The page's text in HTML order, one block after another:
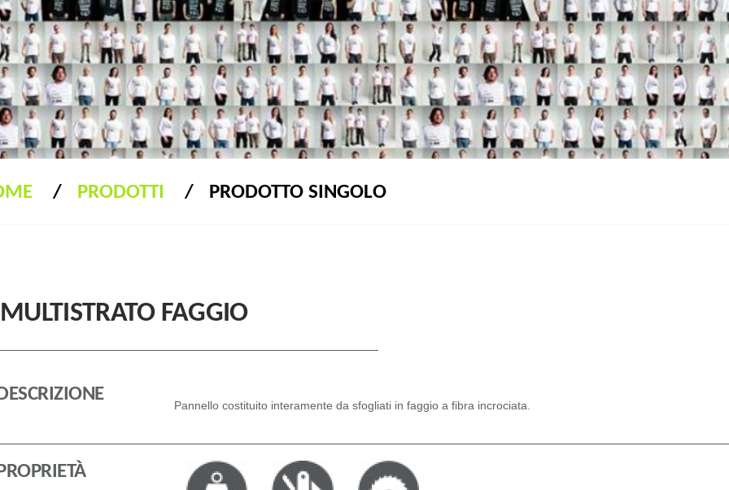
PRODOTTI PRODOTTO SINGOLO
MULTISTRATO FAGGIO
Pannello costituito interamente da sfogliati in faggio a fibra incrociata.